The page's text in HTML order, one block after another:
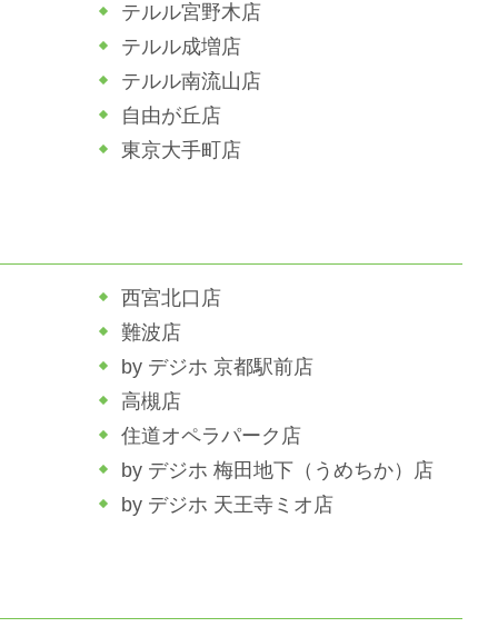
テルル宮野木店
テルル成増店
テルル南流山店
自由が丘店
東京大手町店
西宮北口店
難波店
by デジホ 京都駅前店
高槻店
住道オペラパーク店
by デジホ 梅田地下（うめちか）店
by デジホ 天王寺ミオ店